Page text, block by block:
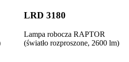
LRD 3180
Lampa robocza RAPTOR
(światło rozproszone, 2600 lm)